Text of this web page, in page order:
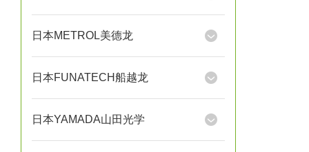
日本METROL美德龙
日本FUNATECH船越龙
日本YAMADA山田光学